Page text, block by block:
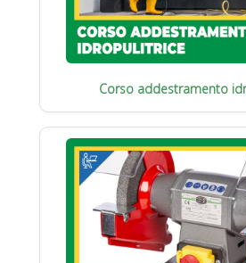
Corso addestramento